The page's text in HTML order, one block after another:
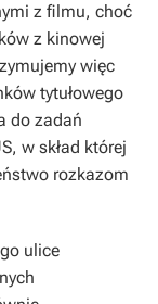
z filmu, choć
z kinowej
więc
tytułowego
do zadań
w skład której
rozkazom
ulice